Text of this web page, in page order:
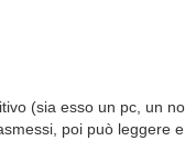
(sia esso un pc, un
poi può leggere